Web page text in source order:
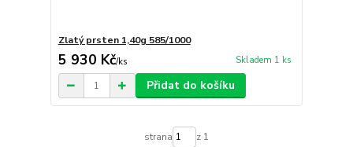
Zlatý prsten 1,40g 585/1000
5 930 Kč/ks Skladem 1 ks
Přidat do košíku
strana z 1